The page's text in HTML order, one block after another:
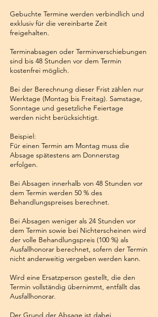
Gebuchte Termine werden verbindlich und
exklusiv für die vereinbarte Zeit
freigehalten.
Terminabsagen oder Terminverschiebungen
sind bis 48 Stunden vor dem Termin
kostenfrei möglich.
Bei der Berechnung dieser Frist zählen nur
Werktage (Montag bis Freitag). Samstage,
Sonntage und gesetzliche Feiertage
werden nicht berücksichtigt.
Beispiel:
Für einen Termin am Montag muss die
Absage spätestens am Donnerstag
erfolgen.
Bei Absagen innerhalb von 48 Stunden vor
dem Termin werden 50 % des
Behandlungspreises berechnet.
Bei Absagen weniger als 24 Stunden vor
dem Termin sowie bei Nichterscheinen wird
der volle Behandlungspreis (100 %) als
Ausfallhonorar berechnet, sofern der Termin
nicht anderweitig vergeben werden kann.
Wird eine Ersatzperson gestellt, die den
Termin vollständig übernimmt, entfällt das
Ausfallhonorar.
Der Grund der Absage ist dabei